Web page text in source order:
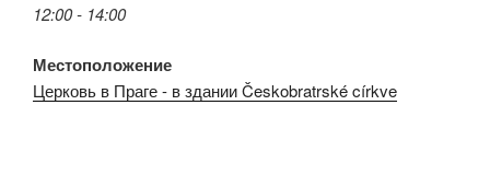
12:00 - 14:00
Местоположение
Церковь в Праге - в здании Českobratrské církve